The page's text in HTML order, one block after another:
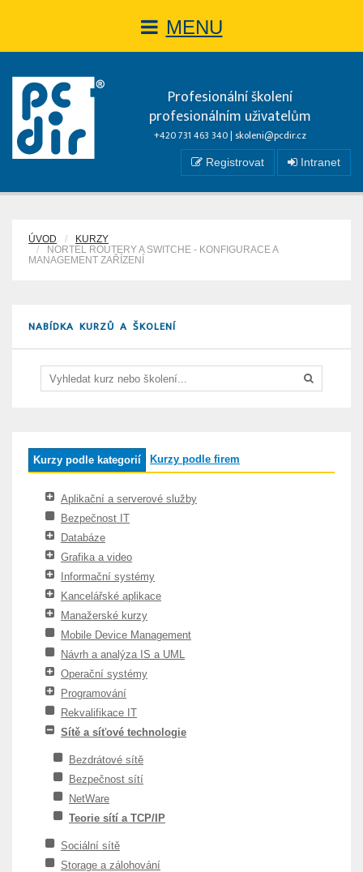
MENU
Profesionální školení
profesionálním uživatelům
+420 731 463 340 | skoleni@pcdir.cz
Registrovat Intranet
ÚVOD
KURZY
NORTEL ROUTERY A SWITCHE - KONFIGURACE A
MANAGEMENT ZAŘÍZENÍ
NABÍDKA KURZŮ A ŠKOLENÍ
Kurzy podle kategorií Kurzy podle firem
Aplikační a serverové služby
Bezpečnost IT
Databáze
Grafika a video
Informační systémy
Kancelářské aplikace
Manažerské kurzy
Mobile Device Management
Návrh a analýza IS a UML
Operační systémy
Programování
Rekvalifikace IT
Sítě a síťové technologie
Bezdrátové sítě
Bezpečnost sítí
NetWare
Teorie sítí a TCP/IP
Sociální sítě
Storage a zálohování